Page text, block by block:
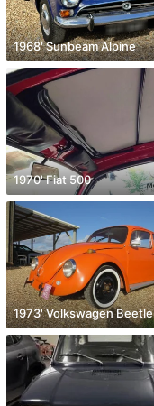
1968' Sunbeam Alpine
1970' Fiat 500
1973' Volkswagen Beetle